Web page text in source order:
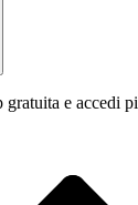
e accedi